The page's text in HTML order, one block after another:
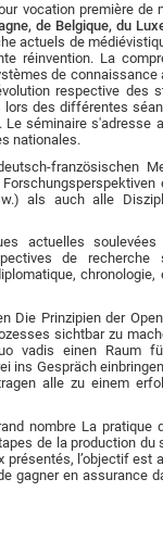
vocation première de
de Belgique, du
actuels de
réinvention. La
de connaissance
respective des
lors des différentes
Le séminaire s'adresse
nationales.
französischen
als auch alle
actuelles
de recherche
chronologie,
Die Prinzipien der
sichtbar zu
vadis einen Raum
ins Gespräch
alle zu einem
nombre La pratique
de la production du
l’objectif est
gagner en assurance